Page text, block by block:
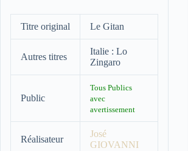
Titre original Le Gitan
Autres titres
Italie : Lo
Zingaro
Public
Tous Publics
avec
avertissement
Réalisateur
José
GIOVANNI